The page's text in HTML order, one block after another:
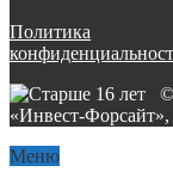
Политика
«Инвест-Форсайт»,
Меню